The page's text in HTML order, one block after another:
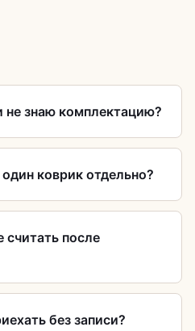
не знаю комплектацию?
коврик отдельно?
после
без записи?